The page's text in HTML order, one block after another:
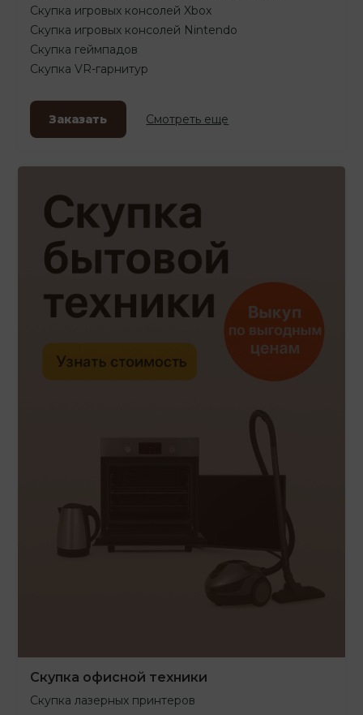
Скупка игровых консолей Xbox
Скупка игровых консолей Nintendo
Скупка геймпадов
Скупка VR-гарнитур
Заказать Смотреть еще
Скупка офисной техники
Скупка лазерных принтеров